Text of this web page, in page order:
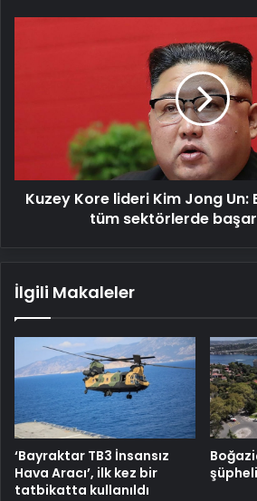
tüm
sektörlerde
Kuzey Kore lideri Kim Jong Un:
tüm sektörlerde
İlgili Makaleler
‘Bayraktar TB3 İnsansız
Hava Aracı’, ilk kez bir
tatbikatta kullanıldı